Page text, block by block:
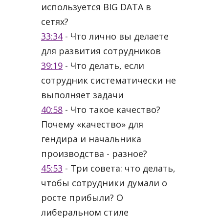
используется BIG DATA в
сетях?
33:34- Что лично вы делаете
для развития сотрудников
39:19 - Что делать, если
сотрудник систематически не
выполняет задачи
40:58 - Что такое качество?
Почему «качество» для
гендира и начальника
производства - разное?
45:53 - Три совета: что делать,
чтобы сотрудники думали о
росте прибыли? О
либеральном стиле